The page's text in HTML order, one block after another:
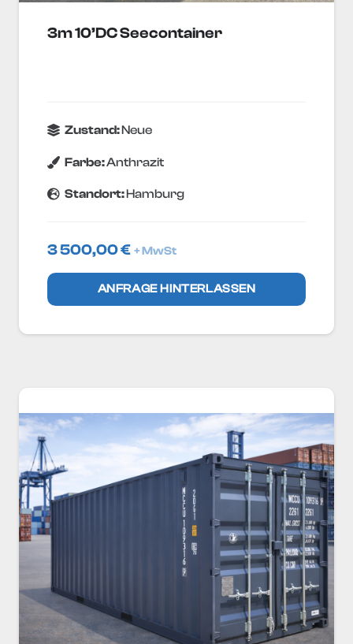
3m 10’DC Seecontainer
Zustand:Neue
Farbe:Anthrazit
Standort:Hamburg
3 500,00€ + MwSt
ANFRAGE HINTERLASSEN